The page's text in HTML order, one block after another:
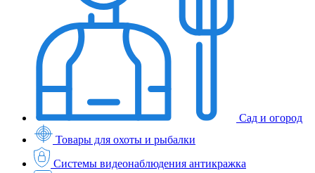
Сад и огород
Товары для охоты и рыбалки
Системы видеонаблюдения антикражка